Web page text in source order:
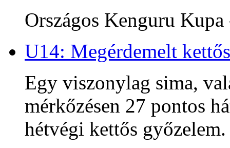
Országos Kenguru
U14: Megérdemelt
Egy viszonylag sima,
mérkőzésen 27 pontos
hétvégi kettős győzelem.